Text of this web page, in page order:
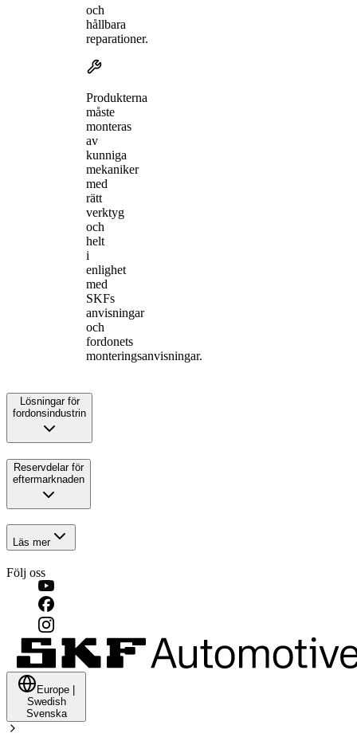
och
hållbara
reparationer.
Produkterna
måste
monteras
av
kunniga
mekaniker
med
rätt
verktyg
och
helt
i
enlighet
med
SKFs
anvisningar
och
fordonets
monteringsanvisningar.
Lösningar för
fordonsindustrin
Reservdelar för
eftermarknaden
Läs mer
Följ oss
Europe
Swedish
Svenska